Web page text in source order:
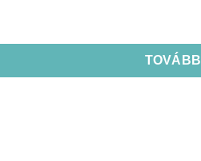
TOVÁBB